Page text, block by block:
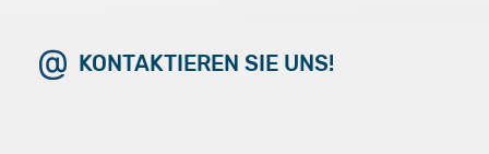
KONTAKTIEREN SIE UNS!